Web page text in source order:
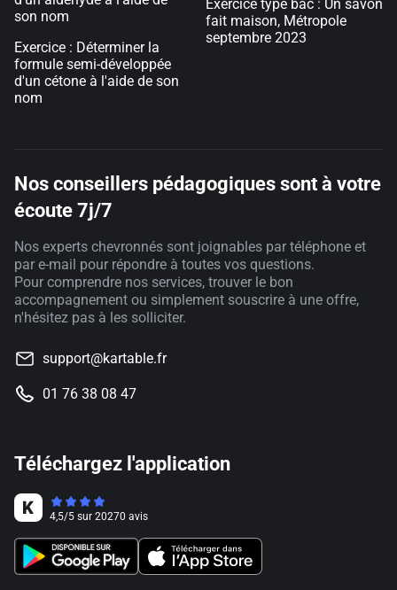
son nom
Exercice : Déterminer la
formule semi-développée
d'un cétone à l'aide de son
nom
Exercice type bac : Un savon
fait maison, Métropole
septembre 2023
Nos conseillers pédagogiques sont à votre
écoute 7j/7
Nos experts chevronnés sont joignables par téléphone et
par e-mail pour répondre à toutes vos questions.
Pour comprendre nos services, trouver le bon
accompagnement ou simplement souscrire à une offre,
n'hésitez pas à les solliciter.
support@kartable.fr
01 76 38 08 47
Téléchargez l'application
4,5/5 sur 20270 avis